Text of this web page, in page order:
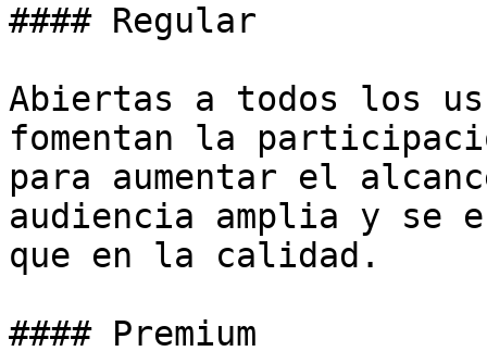
#### Regular
Abiertas a todos los
fomentan la
para aumentar el
audiencia amplia y se
que en la calidad.
#### Premium